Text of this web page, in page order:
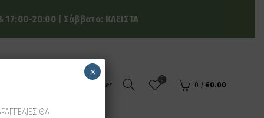
20:00 | Σάββατο: ΚΛΕΙΣΤΑ
Login / Register
0
0 / €0.00
ΘΑ
×